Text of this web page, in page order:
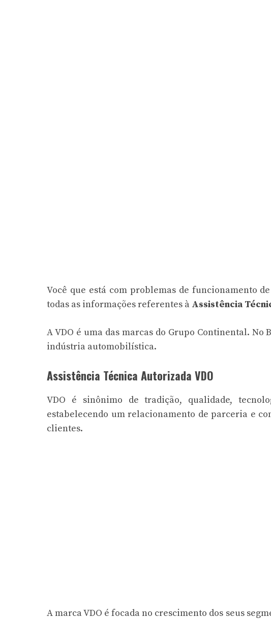
Você que está com problemas de funcionamento
todas as informações referentes à Assistência
A VDO é uma das marcas do Grupo Continental.
indústria automobilística.
Assistência Técnica Autorizada VDO
VDO é sinônimo de tradição, qualidade,
estabelecendo um relacionamento de parceria e
clientes.
A marca VDO é focada no crescimento dos seus